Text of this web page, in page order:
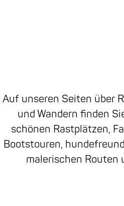
Auf unseren Seiten über
und Wandern finden
schönen Rastplätzen,
Bootstouren,
malerischen Routen